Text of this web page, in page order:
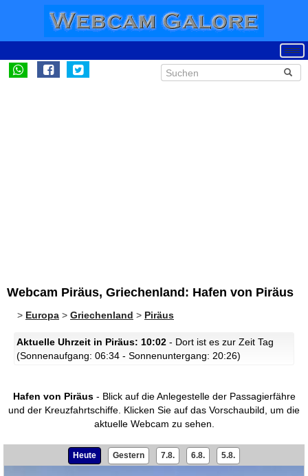
Webcam Piräus, Griechenland: Hafen von Piräus
> Europa > Griechenland > Piräus
Aktuelle Uhrzeit in Piräus: 10:02 - Dort ist es zur Zeit Tag
(Sonnenaufgang: 06:34 - Sonnenuntergang: 20:26)
Hafen von Piräus- Blick auf die Anlegestelle der Passagierfähre
und der Kreuzfahrtschiffe. Klicken Sie auf das Vorschaubild, um die
aktuelle Webcam zu sehen.
Heute Gestern 7.8. 6.8. 5.8.